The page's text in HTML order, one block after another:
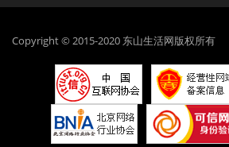
Copyright © 2015-2020 东山生活网版权所有